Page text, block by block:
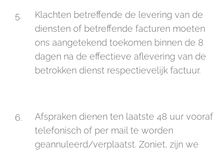
Klachten betreffende de levering van de
diensten of betreffende facturen moeten
ons aangetekend toekomen binnen de 8
dagen na de effectieve aflevering van de
betrokken dienst respectievelijk factuur.
Afspraken dienen ten laatste 48 uur vooraf
telefonisch of per mail te worden
geannuleerd/verplaatst. Zoniet, zijn we